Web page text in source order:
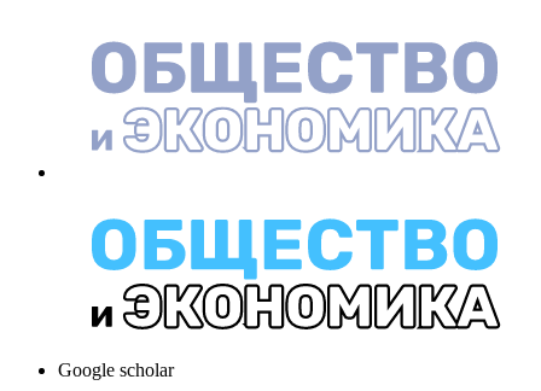
Google scholar